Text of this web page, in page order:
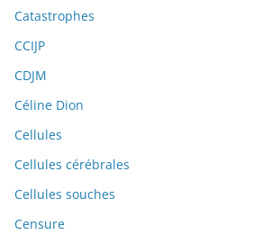
Catastrophes
CCIJP
CDJM
Céline Dion
Cellules
Cellules cérébrales
Cellules souches
Censure